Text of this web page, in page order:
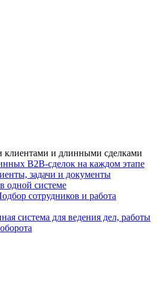
клиентами и длинными сделками
B2B-сделок на каждом этапе
задачи и документы
одной системе
сотрудников и работа
система для ведения дел, работы